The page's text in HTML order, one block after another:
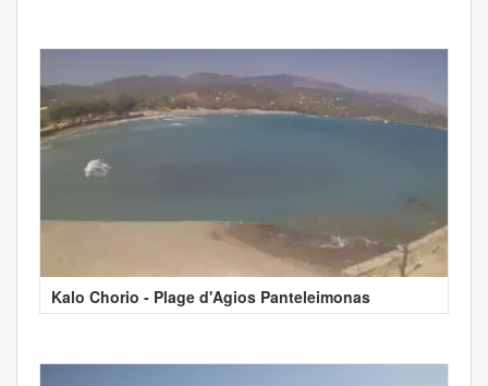
Kalo Chorio - Plage d'Agios Panteleimonas